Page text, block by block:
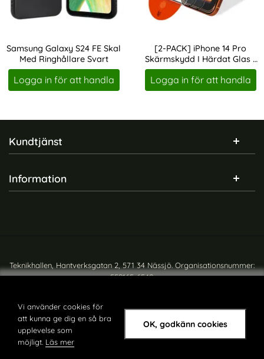
Vi använder cookies för
att kunna ge dig en så bra
upplevelse som
möjligt. Läs mer
OK, godkänn cookies
Samsung Galaxy S24 FE Skal
Med Ringhållare Svart
Art. nr 230795
Logga in för att handla
[2-PACK] iPhone 14 Pro
Skärmskydd I Härdat Glas -
Med Monteringsram
Art. nr 246471
Logga in för att handla
Sidfot Blandad info och länkar
Kundtjänst
Information
Teknikhallen, Hantverksgatan 2, 571 34 Nässjö. Organisationsnummer:
559165-6540